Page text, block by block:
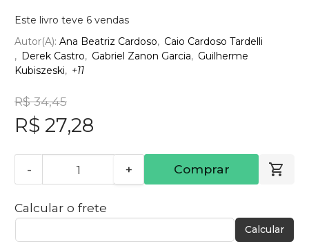
Este livro teve 6 vendas
Autor(a): Ana Beatriz Cardoso
Caio Cardoso Tardelli
Derek Castro
Gabriel Zanon Garcia
Guilherme
Kubiszeski
+11
R$ 34,45
R$ 27,28
- + Comprar
Calcular o frete
Calcular